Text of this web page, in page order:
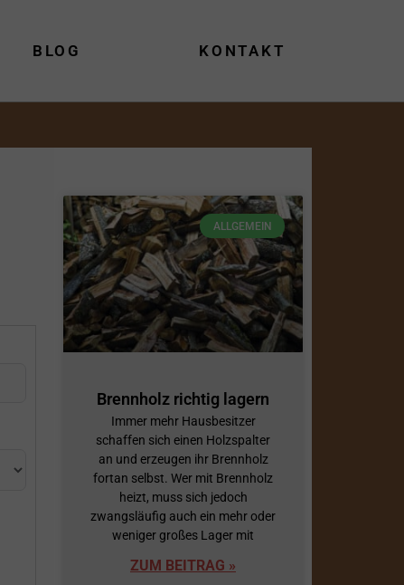
BLOG KONTAKT
ALLGEMEIN
Brennholz richtig lagern
Immer mehr Hausbesitzer
schaffen sich einen Holzspalter
an und erzeugen ihr Brennholz
fortan selbst. Wer mit Brennholz
heizt, muss sich jedoch
zwangsläufig auch ein mehr oder
weniger großes Lager mit
ZUM BEITRAG »